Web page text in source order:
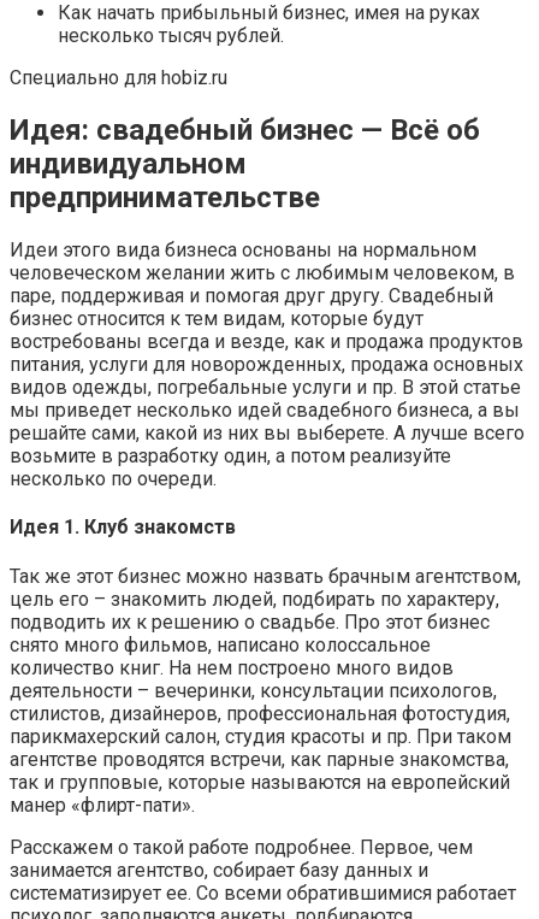
Как начать прибыльный бизнес, имея на руках
несколько тысяч рублей.
Специально для hobiz.ru
Идея: свадебный бизнес — Всё об
индивидуальном
предпринимательстве
Идеи этого вида бизнеса основаны на нормальном
человеческом желании жить с любимым человеком, в
паре, поддерживая и помогая друг другу. Свадебный
бизнес относится к тем видам, которые будут
востребованы всегда и везде, как и продажа продуктов
питания, услуги для новорожденных, продажа основных
видов одежды, погребальные услуги и пр. В этой статье
мы приведет несколько идей свадебного бизнеса, а вы
решайте сами, какой из них вы выберете. А лучше всего
возьмите в разработку один, а потом реализуйте
несколько по очереди.
Идея 1. Клуб знакомств
Так же этот бизнес можно назвать брачным агентством,
цель его – знакомить людей, подбирать по характеру,
подводить их к решению о свадьбе. Про этот бизнес
снято много фильмов, написано колоссальное
количество книг. На нем построено много видов
деятельности – вечеринки, консультации психологов,
стилистов, дизайнеров, профессиональная фотостудия,
парикмахерский салон, студия красоты и пр. При таком
агентстве проводятся встречи, как парные знакомства,
так и групповые, которые называются на европейский
манер «флирт-пати».
Расскажем о такой работе подробнее. Первое, чем
занимается агентство, собирает базу данных и
систематизирует ее. Со всеми обратившимися работает